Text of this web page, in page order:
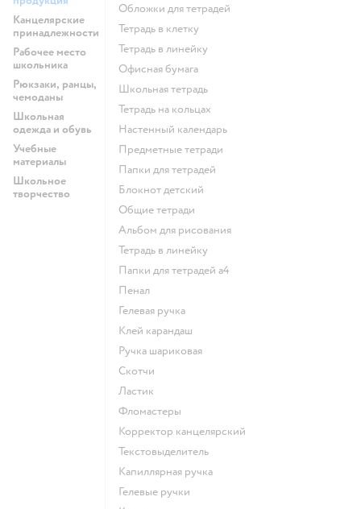
Канцелярские
принадлежности
Рабочее место
школьника
Рюкзаки, ранцы,
чемоданы
Школьная
одежда и обувь
Учебные
материалы
Школьное
творчество
Обложки для тетрадей
Тетрадь в клетку
Тетрадь в линейку
Офисная бумага
Школьная тетрадь
Тетрадь на кольцах
Настенный календарь
Предметные тетради
Папки для тетрадей
Блокнот детский
Общие тетради
Альбом для рисования
Тетрадь в линейку
Папки для тетрадей а4
Пенал
Гелевая ручка
Клей карандаш
Ручка шариковая
Скотчи
Ластик
Фломастеры
Корректор канцелярский
Текстовыделитель
Капиллярная ручка
Гелевые ручки